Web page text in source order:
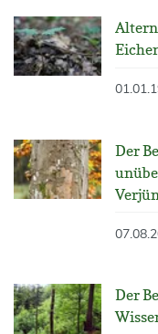
Der
Der